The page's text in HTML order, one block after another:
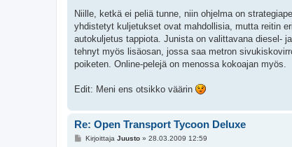
Niille, ketkä ei peliä tunne, niin ohjelma on
yhdistetyt kuljetukset ovat mahdollisia, mutta reitin
autokuljetus tappiota. Junista on valittavana diesel-
tehnyt myös lisäosan, jossa saa metron
poiketen. Online-pelejä on menossa kokoajan myös.
Edit: Meni ens otsikko väärin
Re: Open Transport Tycoon Deluxe
VKirjoittaja Juusto» 28.03.2009 12:59